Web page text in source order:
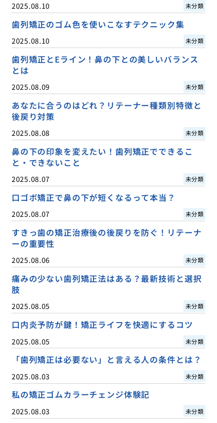
2025.08.10 未分類
歯列矯正のゴム色を使いこなすテクニック集
2025.08.10 未分類
歯列矯正とEライン！鼻の下との美しいバランス
とは
2025.08.09 未分類
あなたに合うのはどれ？リテーナー種類別特徴と
後戻り対策
2025.08.08 未分類
鼻の下の印象を変えたい！歯列矯正でできるこ
と・できないこと
2025.08.07 未分類
口ゴボ矯正で鼻の下が短くなるって本当？
2025.08.07 未分類
すきっ歯の矯正治療後の後戻りを防ぐ！リテーナ
ーの重要性
2025.08.06 未分類
痛みの少ない歯列矯正法はある？最新技術と選択
肢
2025.08.05 未分類
口内炎予防が鍵！矯正ライフを快適にするコツ
2025.08.05 未分類
「歯列矯正は必要ない」と言える人の条件とは？
2025.08.03 未分類
私の矯正ゴムカラーチェンジ体験記
2025.08.03 未分類